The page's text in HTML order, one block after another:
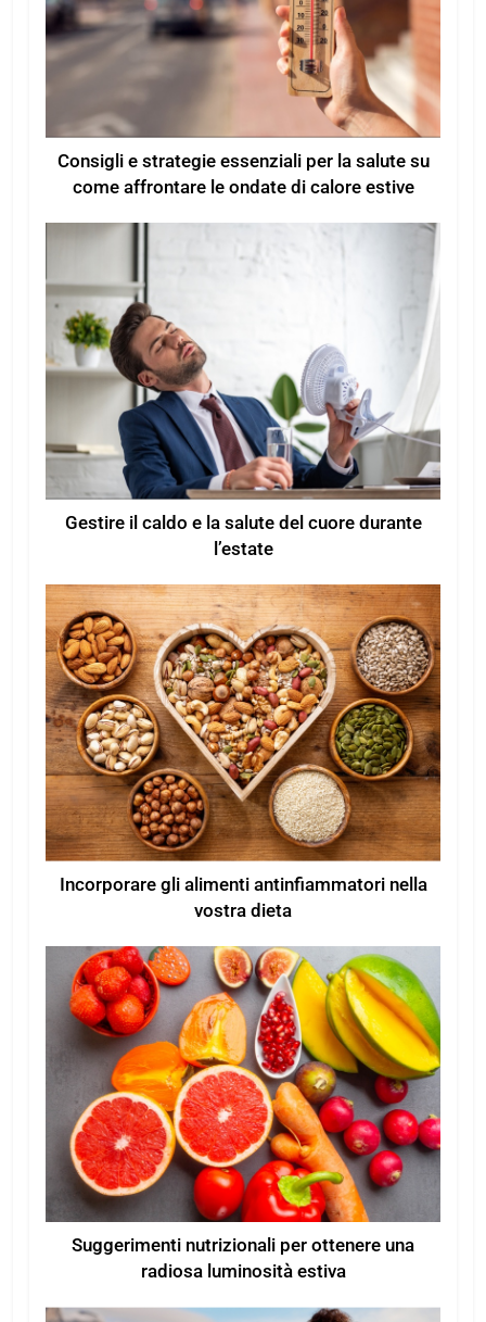
Consigli e strategie essenziali per la salute su
come affrontare le ondate di calore estive
Gestire il caldo e la salute del cuore durante
l’estate
Incorporare gli alimenti antinfiammatori nella
vostra dieta
Suggerimenti nutrizionali per ottenere una
radiosa luminosità estiva